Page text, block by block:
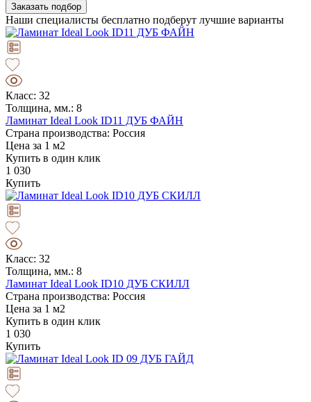
Заказать подбор
Наши специалисты бесплатно подберут лучшие варианты
Класс: 32
Толщина, мм.: 8
Ламинат Ideal Look ID11 ДУБ ФАЙН
Страна производства: Россия
Цена за 1 м2
Купить в один клик
1 030
Купить
Класс: 32
Толщина, мм.: 8
Ламинат Ideal Look ID10 ДУБ СКИЛЛ
Страна производства: Россия
Цена за 1 м2
Купить в один клик
1 030
Купить